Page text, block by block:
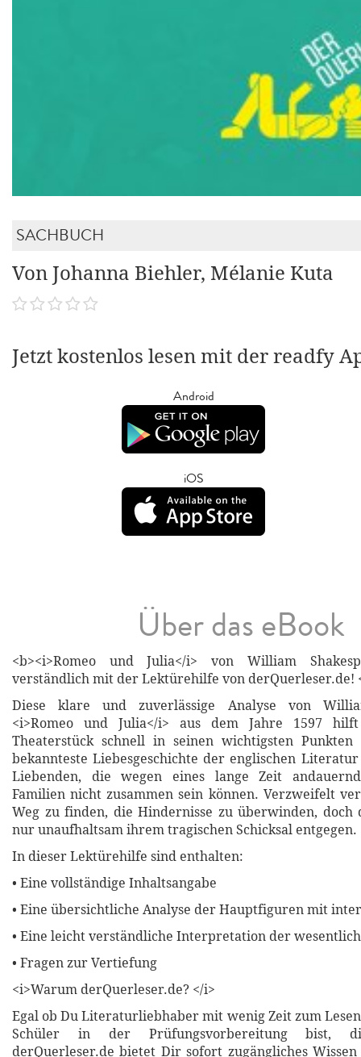
SACHBUCH
Von Johanna Biehler, Mélanie Kuta
Jetzt kostenlos lesen mit der readfy
Android
iOS
Über das eBook
<b><i>Romeo und Julia</i> von William
verständlich mit der Lektürehilfe von derQuerleser.de!
Diese klare und zuverlässige Analyse von
<i>Romeo und Julia</i> aus dem Jahre 1597
Theaterstück schnell in seinen wichtigsten Punkten
bekannteste Liebesgeschichte der englischen
Liebenden, die wegen eines lange Zeit
Familien nicht zusammen sein können. Verzweifelt
Weg zu finden, die Hindernisse zu überwinden, doch
nur unaufhaltsam ihrem tragischen Schicksal entgegen.
In dieser Lektürehilfe sind enthalten:
• Eine vollständige Inhaltsangabe
• Eine übersichtliche Analyse der Hauptfiguren mit
• Eine leicht verständliche Interpretation der
• Fragen zur Vertiefung
<i>Warum derQuerleser.de? </i>
Egal ob Du Literaturliebhaber mit wenig Zeit zum
Schüler in der Prüfungsvorbereitung bist,
derQuerleser.de bietet Dir sofort zugängliches